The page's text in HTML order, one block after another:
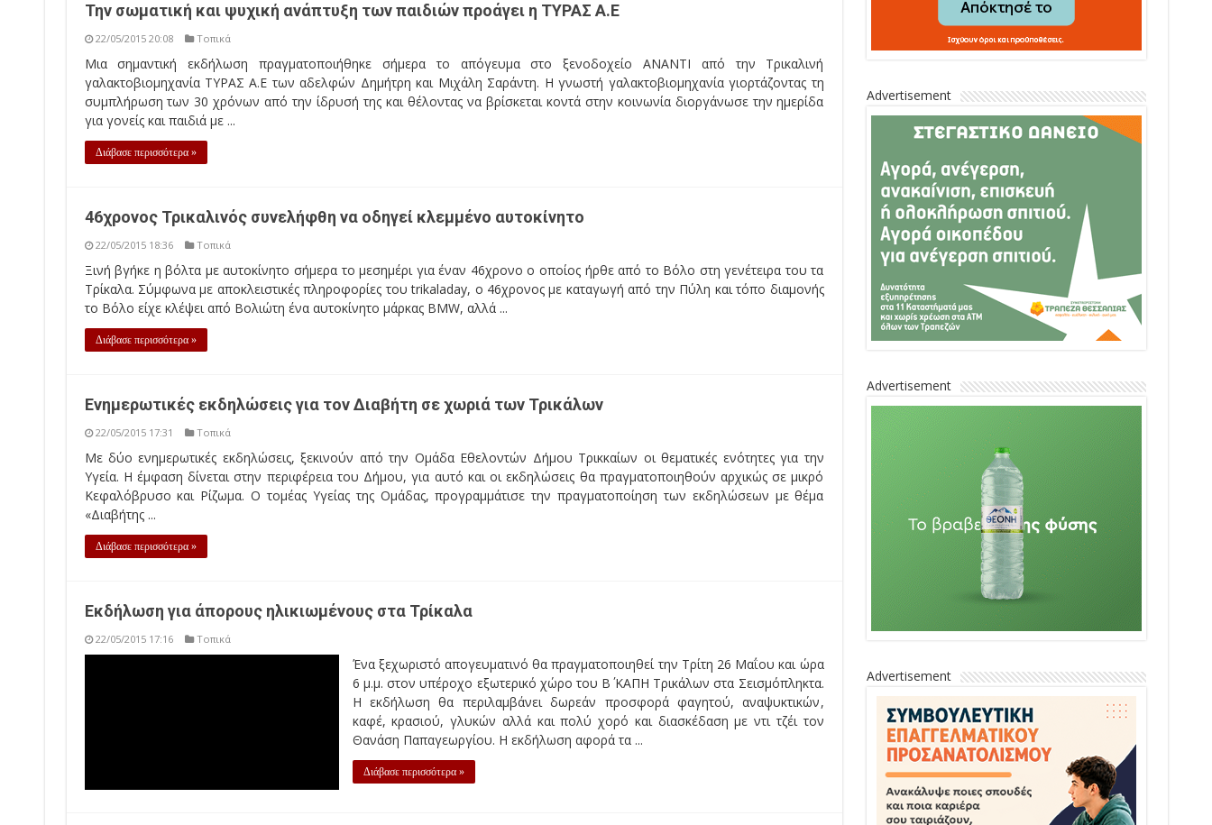
Την σωματική και ψυχική ανάπτυξη των παιδιών προάγει η ΤΥΡΑΣ Α.Ε
22/05/2015 20:08 Τοπικά
Μια σημαντική εκδήλωση πραγματοποιήθηκε σήμερα το απόγευμα στο ξενοδοχείο ΑΝΑΝΤΙ από την Τρικαλινή
γαλακτοβιομηχανία ΤΥΡΑΣ Α.Ε των αδελφών Δημήτρη και Μιχάλη Σαράντη. Η γνωστή γαλακτοβιομηχανία γιορτάζοντας τη
συμπλήρωση των 30 χρόνων από την ίδρυσή της και θέλοντας να βρίσκεται κοντά στην κοινωνία διοργάνωσε την ημερίδα
για γονείς και παιδιά με ...
Διάβασε περισσότερα »
46χρονος Τρικαλινός συνελήφθη να οδηγεί κλεμμένο αυτοκίνητο
22/05/2015 18:36 Τοπικά
Ξινή βγήκε η βόλτα με αυτοκίνητο σήμερα το μεσημέρι για έναν 46χρονο ο οποίος ήρθε από το Βόλο στη γενέτειρα του τα
Τρίκαλα. Σύμφωνα με αποκλειστικές πληροφορίες του trikaladay, ο 46χρονος με καταγωγή από την Πύλη και τόπο διαμονής
το Βόλο είχε κλέψει από Βολιώτη ένα αυτοκίνητο μάρκας ΒΜW, αλλά ...
Διάβασε περισσότερα »
Ενημερωτικές εκδηλώσεις για τον Διαβήτη σε χωριά των Τρικάλων
22/05/2015 17:31 Τοπικά
Με δύο ενημερωτικές εκδηλώσεις, ξεκινούν από την Ομάδα Εθελοντών Δήμου Τρικκαίων οι θεματικές ενότητες για την
Υγεία. Η έμφαση δίνεται στην περιφέρεια του Δήμου, για αυτό και οι εκδηλώσεις θα πραγματοποιηθούν αρχικώς σε μικρό
Κεφαλόβρυσο και Ρίζωμα. Ο τομέας Υγείας της Ομάδας, προγραμμάτισε την πραγματοποίηση των εκδηλώσεων με θέμα
«Διαβήτης ...
Διάβασε περισσότερα »
Εκδήλωση για άπορους ηλικιωμένους στα Τρίκαλα
22/05/2015 17:16 Τοπικά
Ένα ξεχωριστό απογευματινό θα πραγματοποιηθεί την Τρίτη 26 Μαΐου και ώρα 6 μ.μ. στον υπέροχο εξωτερικό χώρο του Β΄
ΚΑΠΗ Τρικάλων στα Σεισμόπληκτα. Η εκδήλωση θα περιλαμβάνει δωρεάν προσφορά φαγητού, αναψυκτικών, καφέ,
κρασιού, γλυκών αλλά και πολύ χορό και διασκέδαση με ντι τζέι τον Θανάση Παπαγεωργίου. Η εκδήλωση αφορά τα ...
Advertisement
Advertisement
Advertisement